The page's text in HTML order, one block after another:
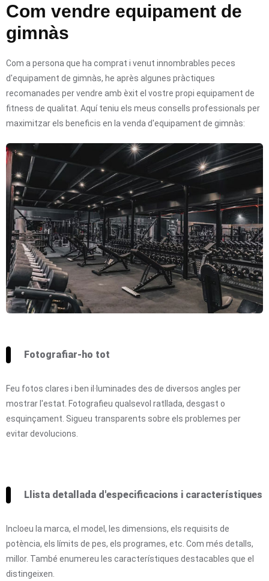
Com vendre equipament de
gimnàs
Com a persona que ha comprat i venut innombrables peces
d'equipament de gimnàs, he après algunes pràctiques
recomanades per vendre amb èxit el vostre propi equipament de
fitness de qualitat. Aquí teniu els meus consells professionals per
maximitzar els beneficis en la venda d'equipament de gimnàs:
Fotografiar-ho tot
Feu fotos clares i ben il·luminades des de diversos angles per
mostrar l'estat. Fotografieu qualsevol ratllada, desgast o
esquinçament. Sigueu transparents sobre els problemes per
evitar devolucions.
Llista detallada d'especificacions i característiques
Incloeu la marca, el model, les dimensions, els requisits de
potència, els límits de pes, els programes, etc. Com més detalls,
millor. També enumereu les característiques destacables que el
distingeixen.